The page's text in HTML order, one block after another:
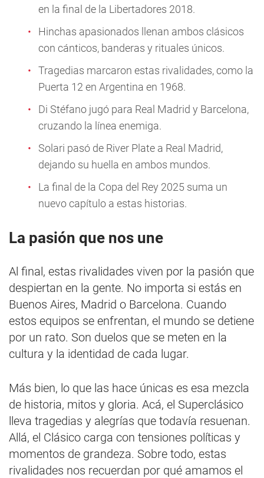
en la final de la Libertadores 2018.
Hinchas apasionados llenan ambos clásicos
con cánticos, banderas y rituales únicos.
Tragedias marcaron estas rivalidades, como la
Puerta 12 en Argentina en 1968.
Di Stéfano jugó para Real Madrid y Barcelona,
cruzando la línea enemiga.
Solari pasó de River Plate a Real Madrid,
dejando su huella en ambos mundos.
La final de la Copa del Rey 2025 suma un
nuevo capítulo a estas historias.
La pasión que nos une
Al final, estas rivalidades viven por la pasión que
despiertan en la gente. No importa si estás en
Buenos Aires, Madrid o Barcelona. Cuando
estos equipos se enfrentan, el mundo se detiene
por un rato. Son duelos que se meten en la
cultura y la identidad de cada lugar.
Más bien, lo que las hace únicas es esa mezcla
de historia, mitos y gloria. Acá, el Superclásico
lleva tragedias y alegrías que todavía resuenan.
Allá, el Clásico carga con tensiones políticas y
momentos de grandeza. Sobre todo, estas
rivalidades nos recuerdan por qué amamos el